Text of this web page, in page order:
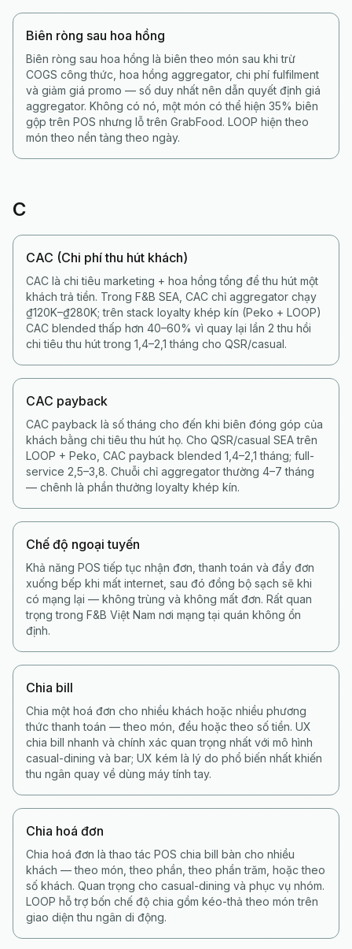
Biên ròng sau hoa hồng
Biên ròng sau hoa hồng là biên theo món sau khi trừ
COGS công thức, hoa hồng aggregator, chi phí fulfilment
và giảm giá promo — số duy nhất nên dẫn quyết định giá
aggregator. Không có nó, một món có thể hiện 35% biên
gộp trên POS nhưng lỗ trên GrabFood. LOOP hiện theo
món theo nền tảng theo ngày.
C
CAC (Chi phí thu hút khách)
CAC là chi tiêu marketing + hoa hồng tổng để thu hút một
khách trả tiền. Trong F&B SEA, CAC chỉ aggregator chạy
₫120K–₫280K; trên stack loyalty khép kín (Peko + LOOP)
CAC blended thấp hơn 40–60% vì quay lại lần 2 thu hồi
chi tiêu thu hút trong 1,4–2,1 tháng cho QSR/casual.
CAC payback
CAC payback là số tháng cho đến khi biên đóng góp của
khách bằng chi tiêu thu hút họ. Cho QSR/casual SEA trên
LOOP + Peko, CAC payback blended 1,4–2,1 tháng; full-
service 2,5–3,8. Chuỗi chỉ aggregator thường 4–7 tháng
— chênh là phần thưởng loyalty khép kín.
Chế độ ngoại tuyến
Khả năng POS tiếp tục nhận đơn, thanh toán và đẩy đơn
xuống bếp khi mất internet, sau đó đồng bộ sạch sẽ khi
có mạng lại — không trùng và không mất đơn. Rất quan
trọng trong F&B Việt Nam nơi mạng tại quán không ổn
định.
Chia bill
Chia một hoá đơn cho nhiều khách hoặc nhiều phương
thức thanh toán — theo món, đều hoặc theo số tiền. UX
chia bill nhanh và chính xác quan trọng nhất với mô hình
casual-dining và bar; UX kém là lý do phổ biến nhất khiến
thu ngân quay về dùng máy tính tay.
Chia hoá đơn
Chia hoá đơn là thao tác POS chia bill bàn cho nhiều
khách — theo món, theo phần, theo phần trăm, hoặc theo
số khách. Quan trọng cho casual-dining và phục vụ nhóm.
LOOP hỗ trợ bốn chế độ chia gồm kéo-thả theo món trên
giao diện thu ngân di động.